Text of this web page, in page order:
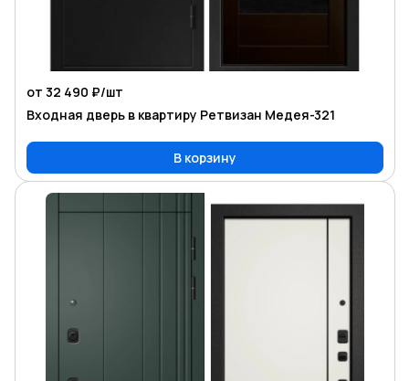
от 32 490 ₽/шт
Входная дверь в квартиру Ретвизан Медея-321
В корзину